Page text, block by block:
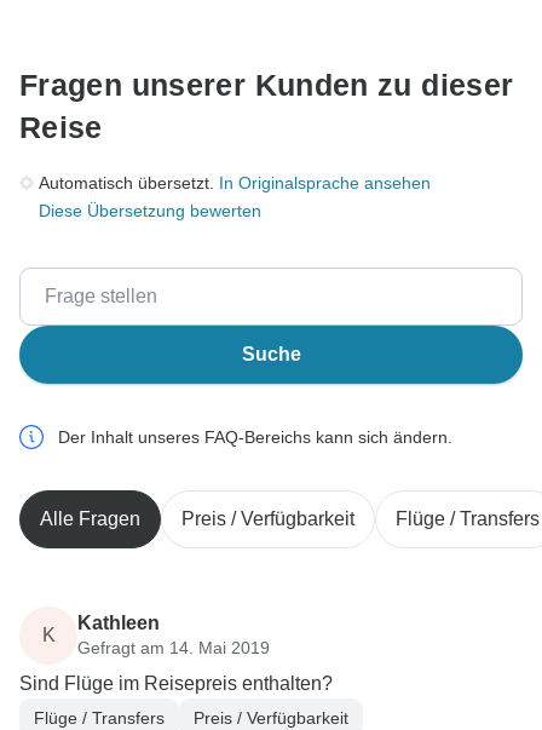
Fragen unserer Kunden zu dieser
Reise
Automatisch übersetzt. In Originalsprache ansehen
Diese Übersetzung bewerten
Suche
Der Inhalt unseres FAQ-Bereichs kann sich ändern.
Alle Fragen Preis / Verfügbarkeit Flüge / Transfers
K
Kathleen
Gefragt am 14. Mai 2019
Sind Flüge im Reisepreis enthalten?
Flüge / Transfers
Preis / Verfügbarkeit